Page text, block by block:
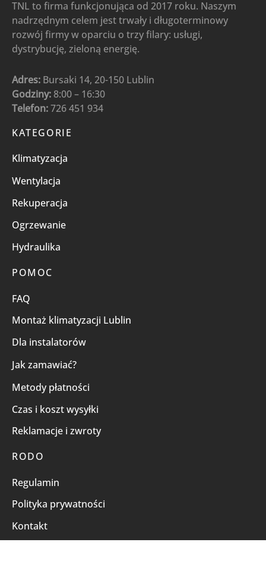
TNL to firma funkcjonująca od 2017 roku. Naszym
nadrzędnym celem jest trwały i długoterminowy
rozwój firmy w oparciu o trzy filary: usługi,
dystrybucję, zieloną energię.
Adres: Bursaki 14, 20-150 Lublin
Godziny: 8:00 – 16:30
Telefon:726 451 934
KATEGORIE
Klimatyzacja
Wentylacja
Rekuperacja
Ogrzewanie
Hydraulika
POMOC
FAQ
Montaż klimatyzacji Lublin
Dla instalatorów
Jak zamawiać?
Metody płatności
Czas i koszt wysyłki
Reklamacje i zwroty
RODO
Regulamin
Polityka prywatności
Kontakt